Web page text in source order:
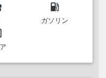
local_gas_station
ガソリン